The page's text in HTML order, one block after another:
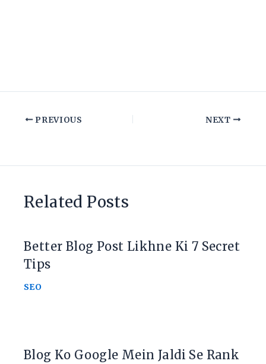
PREVIOUS NEXT
Related Posts
Better Blog Post Likhne Ki 7 Secret
Tips
SEO
Blog Ko Google Mein Jaldi Se Rank